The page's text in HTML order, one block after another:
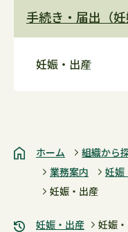
手続き・届出（妊
妊娠・出産
ホーム 組織から
業務案内
妊娠
妊娠・出産
妊娠・出産 妊娠